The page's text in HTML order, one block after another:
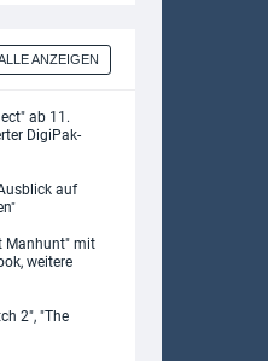
ANZEIGEN
ab 11.
DigiPak-
auf
Manhunt" mit
weitere
2", "The